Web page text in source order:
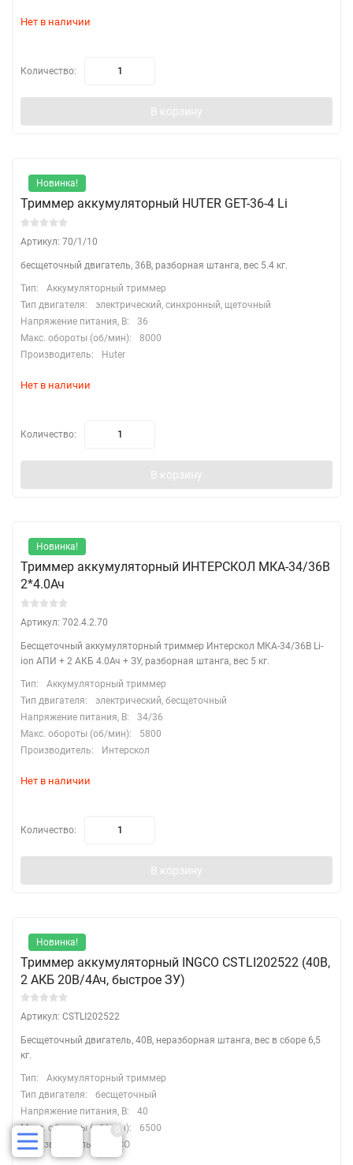
Нет в наличии
Количество:
В корзину
Новинка!
Триммер аккумуляторный HUTER GET-36-4 Li
Артикул: 70/1/10
бесщеточный двигатель, 36В, разборная штанга, вес 5.4 кг.
Тип:
Аккумуляторный триммер
Тип двигателя:
электрический, синхронный, щеточный
Напряжение питания, В:
36
Макс. обороты (об/мин):
8000
Производитель:
Huter
Нет в наличии
Количество:
В корзину
Новинка!
Триммер аккумуляторный ИНТЕРСКОЛ МКА-34/36В
2*4.0Ач
Артикул: 702.4.2.70
Бесщеточный аккумуляторный триммер Интерскол МКА-34/36В Li-
ion АПИ + 2 АКБ 4.0Ач + ЗУ, разборная штанга, вес 5 кг.
Тип:
Аккумуляторный триммер
Тип двигателя:
электрический, бесщеточный
Напряжение питания, В:
34/36
Макс. обороты (об/мин):
5800
Производитель:
Интерскол
Нет в наличии
Количество:
В корзину
Новинка!
Триммер аккумуляторный INGCO CSTLI202522 (40В,
2 АКБ 20В/4Ач, быстрое ЗУ)
Артикул: CSTLI202522
Бесщеточный двигатель, 40В, неразборная штанга, вес в сборе 6,5
кг.
Тип:
Аккумуляторный триммер
Тип двигателя:
бесщеточный
Напряжение питания, В:
40
Макс. обороты (об/мин):
6500
Производитель:
INGCO
0